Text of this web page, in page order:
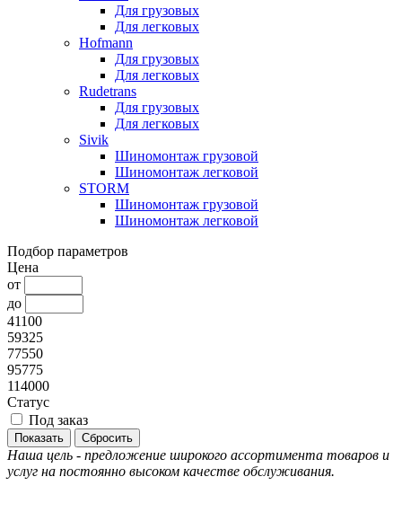
Для грузовых
Для легковых
Hofmann
Для грузовых
Для легковых
Rudetrans
Для грузовых
Для легковых
Sivik
Шиномонтаж грузовой
Шиномонтаж легковой
STORM
Шиномонтаж грузовой
Шиномонтаж легковой
Подбор параметров
Цена
от
до
41100
59325
77550
95775
114000
Статус
Под заказ
Наша цель - предложение широкого ассортимента товаров и
услуг на постоянно высоком качестве обслуживания.